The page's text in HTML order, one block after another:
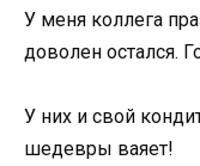
У меня коллега
доволен остался.
У них и свой
шедевры ваяет!